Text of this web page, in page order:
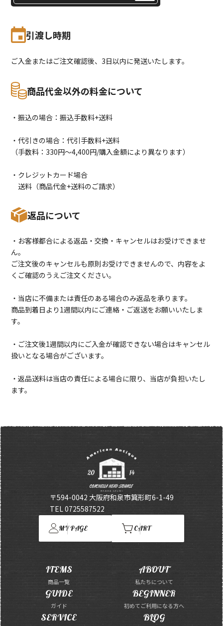
引渡し時期
ご入金またはご注文確認後、3日以内に発送いたします。
商品代金以外の料金について
・振込の場合：振込手数料+送料
・代引きの場合：代引手数料+送料
（手数料：330円〜4,400円/購入金額により異なります）
・クレジットカード場合
送料（商品代金+送料のご請求）
返品について
・お客様都合による返品・交換・キャンセルはお受けできませ
ん。
ご注文後のキャンセルも原則お受けできませんので、内容をよ
くご確認のうえご注文ください。
・当店に不備または責任のある場合のみ返品を承ります。
商品到着日より1週間以内にご連絡・ご返送をお願いいたしま
す。
・ご注文後1週間以内にご入金が確認できない場合はキャンセル
扱いとなる場合がございます。
・返品送料は当店の責任による場合に限り、当店が負担いたし
ます。
〒594-0042 大阪府和泉市箕形町6-1-49
TEL 0725587522
MY PAGE CART
ITEMS
商品一覧
ABOUT
私たちについて
GUIDE
ガイド
BEGINNER
初めてご利用になる方へ
SERVICE BLOG